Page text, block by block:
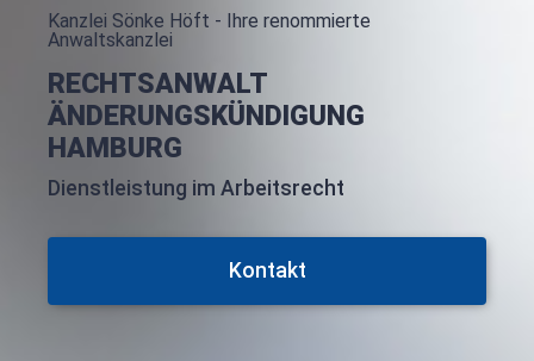
Kanzlei Sönke Höft - Ihre renommierte
Anwaltskanzlei
RECHTSANWALT
ÄNDERUNGSKÜNDIGUNG
HAMBURG
Dienstleistung im Arbeitsrecht
Kontakt